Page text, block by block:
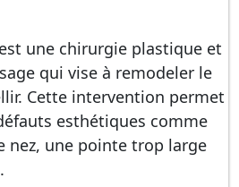
une chirurgie plastique et
qui vise à remodeler le
Cette intervention permet
esthétiques comme
nez, une pointe trop large